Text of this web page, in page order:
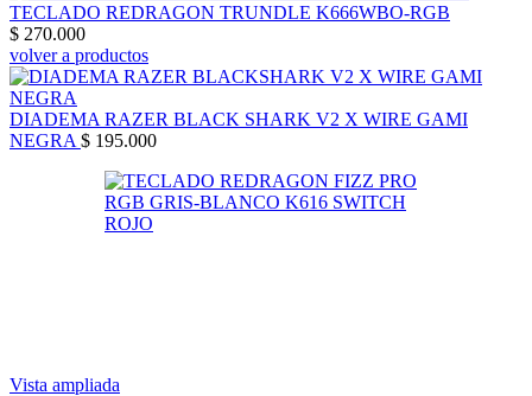
TECLADO REDRAGON TRUNDLE K666WBO-RGB
$ 270.000
volver a productos
DIADEMA RAZER BLACK SHARK V2 X WIRE GAMI
NEGRA $ 195.000
Vista ampliada